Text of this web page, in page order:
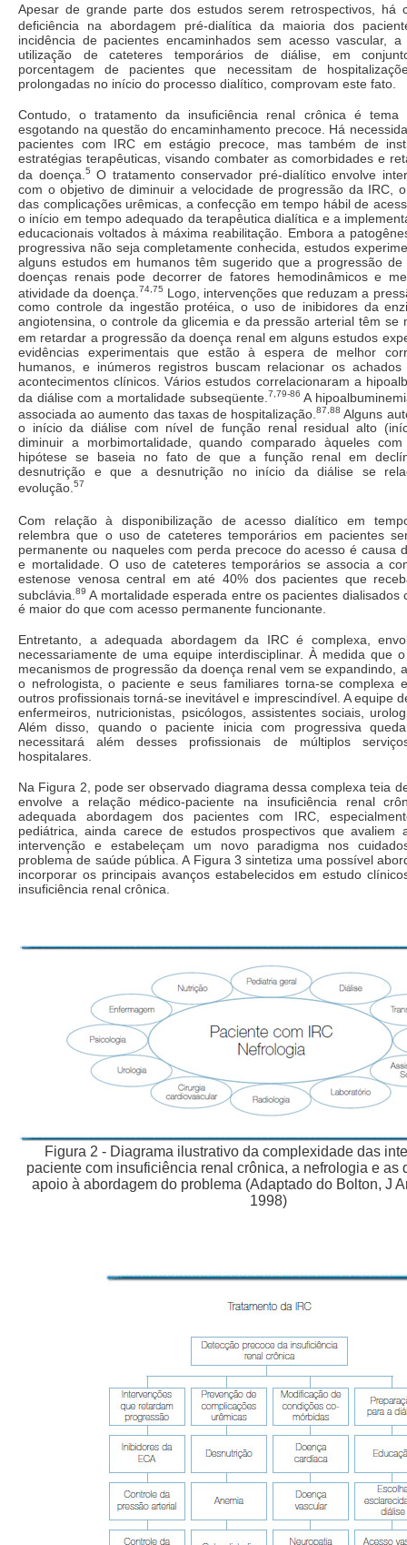
Apesar de grande parte dos estudos serem retrospectivos, há
deficiência na abordagem pré-dialítica da maioria dos
incidência de pacientes encaminhados sem acesso vascular,
utilização de cateteres temporários de diálise, em
porcentagem de pacientes que necessitam de
prolongadas no início do processo dialítico, comprovam este fato.
Contudo, o tratamento da insuficiência renal crônica é tema
esgotando na questão do encaminhamento precoce. Há
pacientes com IRC em estágio precoce, mas também de
estratégias terapêuticas, visando combater as comorbidades e
da doença. 5
O tratamento conservador pré-dialítico envolve
com o objetivo de diminuir a velocidade de progressão da IRC,
das complicações urêmicas, a confecção em tempo hábil de
o início em tempo adequado da terapêutica dialítica e a
educacionais voltados à máxima reabilitação. Embora a
progressiva não seja completamente conhecida, estudos
alguns estudos em humanos têm sugerido que a progressão
doenças renais pode decorrer de fatores hemodinâmicos e
atividade da doença. 74,75 Logo, intervenções que reduzam a
como controle da ingestão protéica, o uso de inibidores da
angiotensina, o controle da glicemia e da pressão arterial têm se
em retardar a progressão da doença renal em alguns estudos
evidências experimentais que estão à espera de melhor
humanos, e inúmeros registros buscam relacionar os achados
acontecimentos clínicos. Vários estudos correlacionaram a
da diálise com a mortalidade subseqüente. 7,79-86 A
associada ao aumento das taxas de hospitalização.87,88 Alguns
o início da diálise com nível de função renal residual alto
diminuir a morbimortalidade, quando comparado àqueles
hipótese se baseia no fato de que a função renal em
desnutrição e que a desnutrição no início da diálise se
evolução. 57
Com relação à disponibilização de acesso dialítico em
relembra que o uso de cateteres temporários em pacientes
permanente ou naqueles com perda precoce do acesso é causa
e mortalidade. O uso de cateteres temporários se associa a
estenose venosa central em até 40% dos pacientes que
subclávia. 89 A mortalidade esperada entre os pacientes dialisados
é maior do que com acesso permanente funcionante.
Entretanto, a adequada abordagem da IRC é complexa,
necessariamente de uma equipe interdisciplinar. À medida que
mecanismos de progressão da doença renal vem se expandindo,
o nefrologista, o paciente e seus familiares torna-se complexa
outros profissionais torná-se inevitável e imprescindível. A equipe
enfermeiros, nutricionistas, psicólogos, assistentes sociais,
Além disso, quando o paciente inicia com progressiva
necessitará além desses profissionais de múltiplos
hospitalares.
Na Figura 2, pode ser observado diagrama dessa complexa teia
envolve a relação médico-paciente na insuficiência renal
adequada abordagem dos pacientes com IRC,
pediátrica, ainda carece de estudos prospectivos que avaliem
intervenção e estabeleçam um novo paradigma nos
problema de saúde pública. A Figura 3 sintetiza uma possível
incorporar os principais avanços estabelecidos em estudo
insuficiência renal crônica.
Figura 2 - Diagrama ilustrativo da complexidade das
paciente com insuficiência renal crônica, a nefrologia e as
apoio à abordagem do problema (Adaptado do Bolton, J
1998)